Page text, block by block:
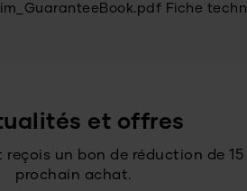
Fiche
et offres
un bon de réduction de
prochain achat.